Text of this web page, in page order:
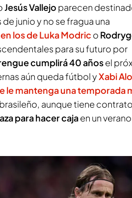
Jesús Vallejo parecen
junio y no se fragua una
los de Luka Modric o
para su futuro por
cumplirá 40 añosel
aún queda fútbol yXabi
le mantenga una temporada
aunque tiene contrato
para hacer cajaen un